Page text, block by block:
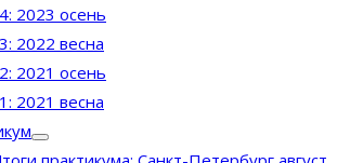
2023 осень
2022 весна
2021 осень
2021 весна